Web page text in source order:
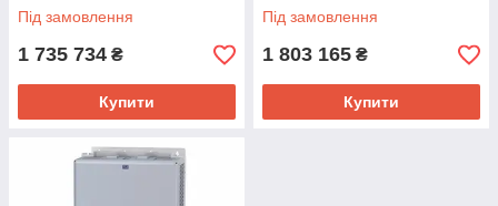
Під замовлення
1 735 734 ₴
Купити
Під замовлення
1 803 165 ₴
Купити